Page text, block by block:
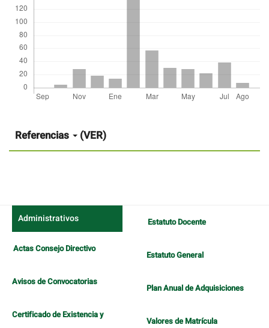
artículo
Referencias (VER)
Administrativos
Actas Consejo Directivo
Avisos de Convocatorias
Certificado de Existencia y
Estatuto Docente
Estatuto General
Plan Anual de Adquisiciones
Valores de Matrícula